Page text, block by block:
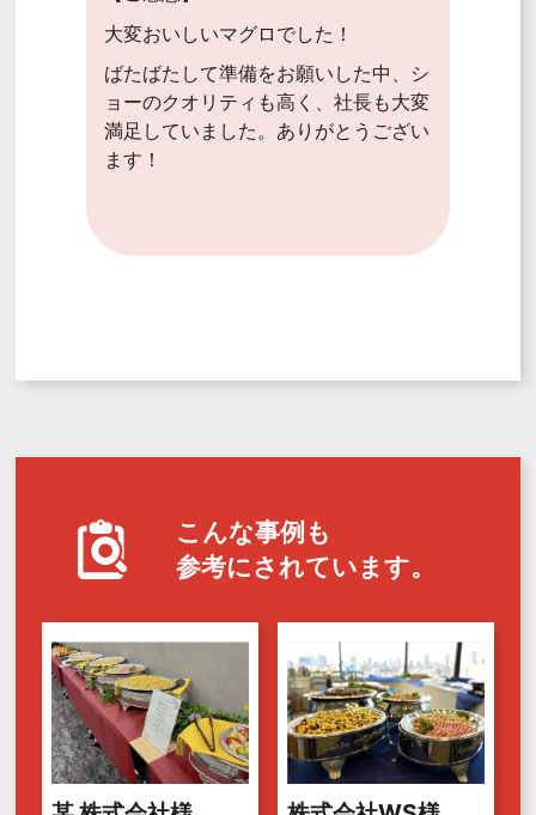
大変おいしいマグロでした！
ばたばたして準備をお願いした中、シ
ョーのクオリティも高く、社長も大変
満足していました。ありがとうござい
ます！
こんな事例も
参考にされています。